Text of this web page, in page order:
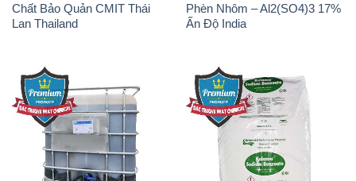
Chất Bảo Quản CMIT Thái
Lan Thailand
Phèn Nhôm – Al2(SO4)3 17%
Ấn Độ India